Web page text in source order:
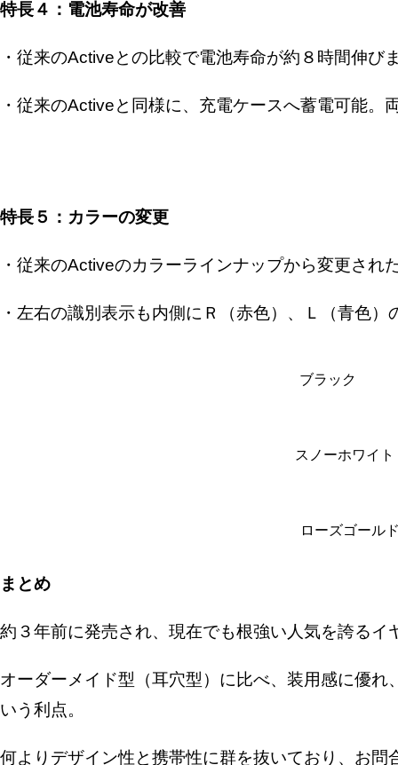
特長４：電池寿命が改善
・従来のActiveとの比較で電池寿命が約８時間伸び
・従来のActiveと同様に、充電ケースへ蓄電可能
特長５：カラーの変更
・従来のActiveのカラーラインナップから変更され
・左右の識別表示も内側にＲ（赤色）、Ｌ（青色
ブラック
スノーホワイト
ローズゴール
まとめ
約３年前に発売され、現在でも根強い人気を誇るイ
オーダーメイド型（耳穴型）に比べ、装用感に優
いう利点。
何よりデザイン性と携帯性に群を抜いており、お問